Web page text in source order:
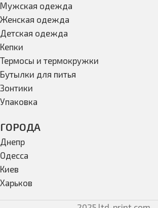
Мужская одежда
Женская одежда
Детская одежда
Кепки
Термосы и термокружки
Бутылки для питья
Зонтики
Упаковка
ГОРОДА
Днепр
Одесса
Киев
Харьков